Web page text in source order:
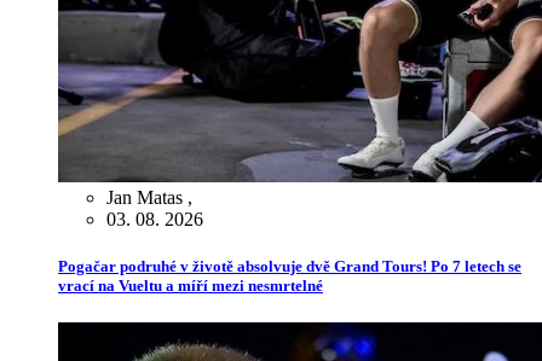
Jan Matas ,
03. 08. 2026
Pogačar podruhé v životě absolvuje dvě Grand Tours! Po 7 letech se
vrací na Vueltu a míří mezi nesmrtelné